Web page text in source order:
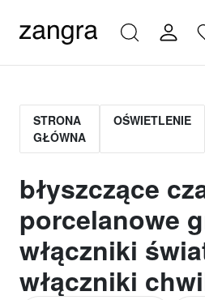
STRONA
GŁÓWNA
OŚWIETLENIE
błyszczące
porcelanowe
włączniki
włączniki